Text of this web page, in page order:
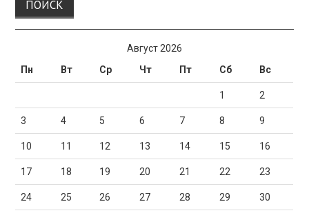
Август 2026
Пн
Вт Ср Чт Пт Сб Вс
1 2
3 4 5 6 7 8 9
10 11 12 13 14 15 16
17 18 19 20 21 22 23
24 25 26 27 28 29 30